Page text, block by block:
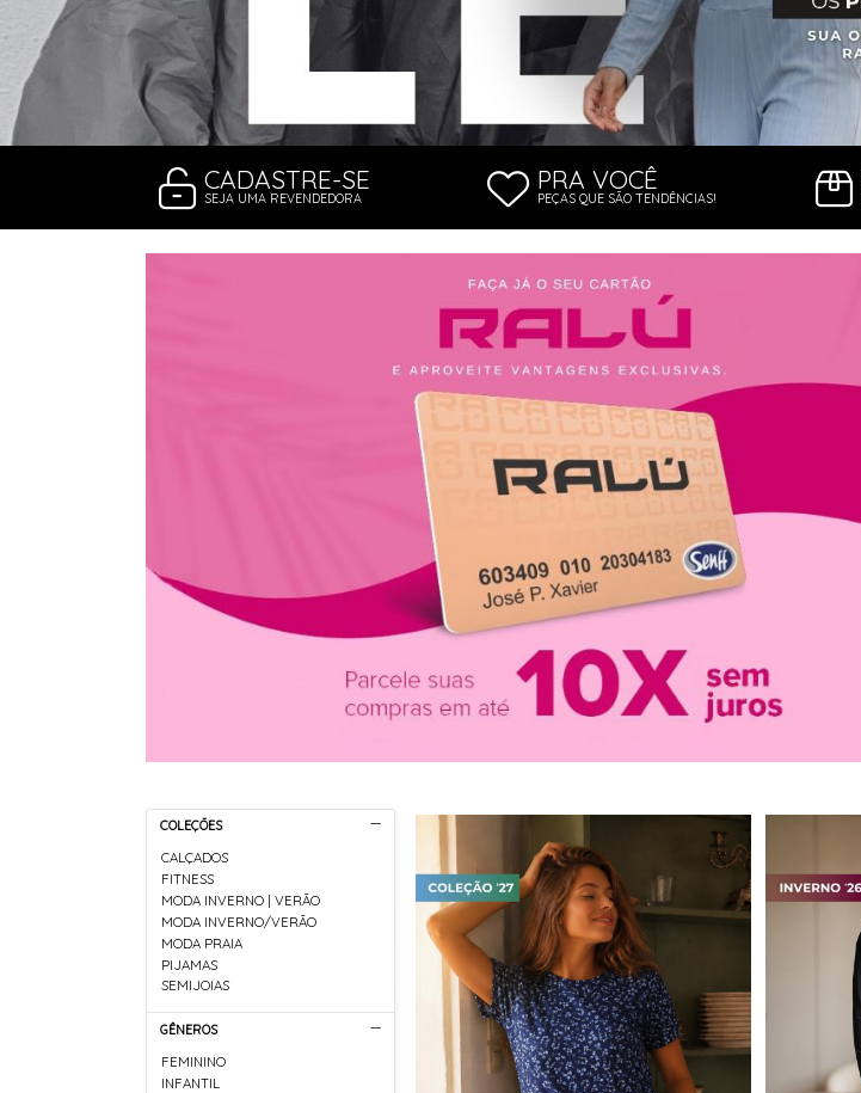
SAÍDAS DE PRAIA
SANDÁLIAS
SHORTS E SAIAS
TOP DE BIQUÍNI
CADASTRE-SE
SEJA UMA REVENDEDORA
PRA VOCÊ
PEÇAS QUE SÃO TENDÊNCIAS!
COLEÇÕES
CALÇADOS
FITNESS
MODA INVERNO | VERÃO
MODA INVERNO/VERÃO
MODA PRAIA
PIJAMAS
SEMIJOIAS
GÊNEROS
FEMININO
INFANTIL